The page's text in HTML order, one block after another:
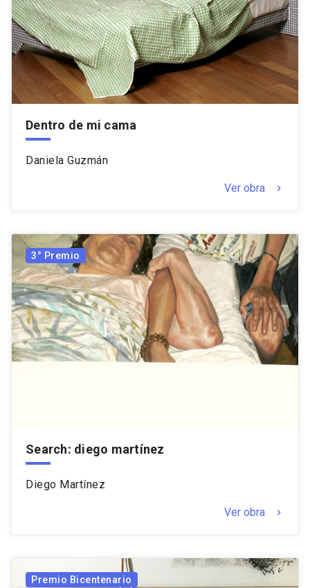
Dentro de mi cama
Daniela Guzmán
Ver obra keyboard_arrow_right
3° Premio
Search: diego martínez
Diego Martínez
Ver obra keyboard_arrow_right
Premio Bicentenario